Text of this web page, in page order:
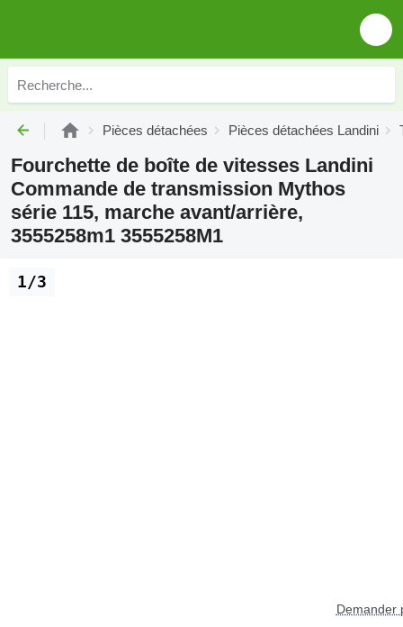
Pièces détachées Pièces détachées Landini
Fourchette de boîte de vitesses Landini
Commande de transmission Mythos
série 115, marche avant/arrière,
3555258m1 3555258M1
Demander
1/3